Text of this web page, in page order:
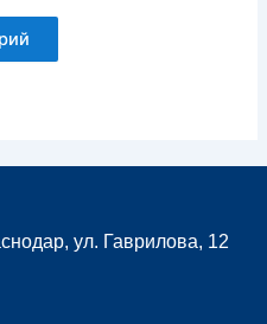
ул. Гаврилова, 12